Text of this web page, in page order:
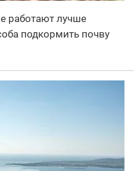
работают лучше
подкормить почву